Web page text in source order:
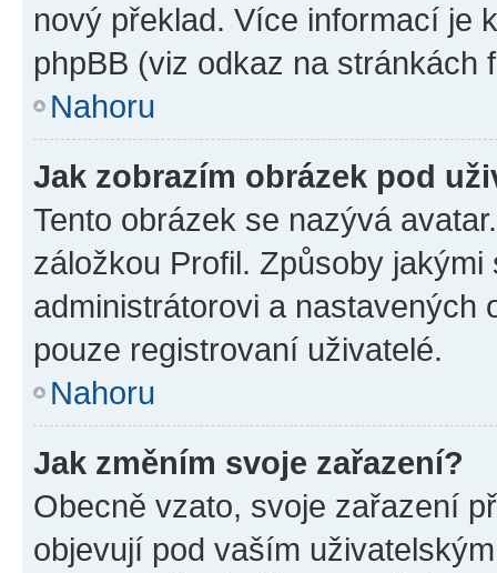
nový překlad. Více informací je
phpBB (viz odkaz na stránkách
Nahoru
Jak zobrazím obrázek pod
Tento obrázek se nazývá
záložkou Profil. Způsoby
administrátorovi a nastavených
pouze registrovaní uživatelé.
Nahoru
Jak změním svoje zařazení?
Obecně vzato, svoje zařazení
objevují pod vaším